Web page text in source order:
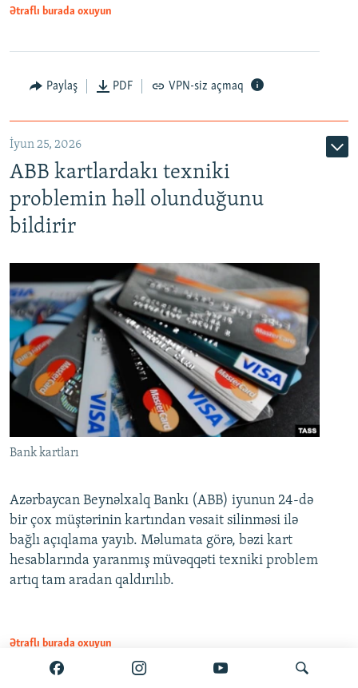
Auto 240p 360p 480p
720p 1080p
Ətraflı burada oxuyun
Paylaş PDF VPN-siz açmaq
İyun 25, 2026
ABB kartlardakı texniki
problemin həll olunduğunu
bildirir
Bank kartları
Azərbaycan Beynəlxalq Bankı (ABB) iyunun 24-də
bir çox müştərinin kartından vəsait silinməsi ilə
bağlı açıqlama yayıb. Məlumata görə, bəzi kart
hesablarında yaranmış müvəqqəti texniki problem
artıq tam aradan qaldırılıb.
Ətraflı burada oxuyun